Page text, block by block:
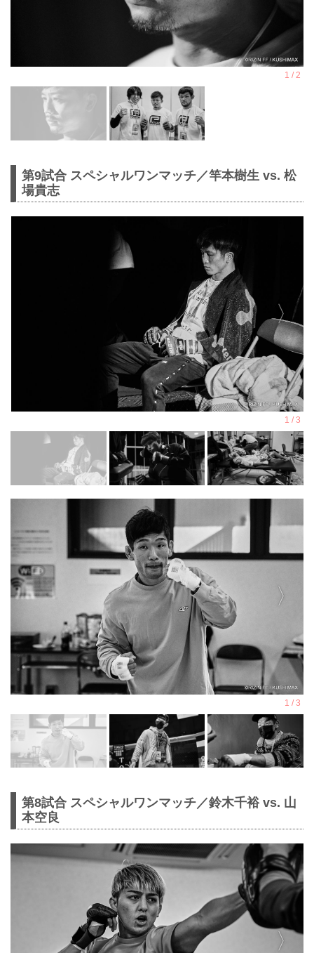
第9試合 スペシャルワンマッチ／竿本樹生 vs. 松
場貴志
第8試合 スペシャルワンマッチ／鈴木千裕 vs. 山
本空良